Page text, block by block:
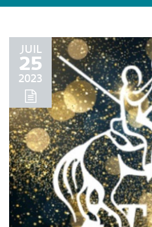
JUIL
25
2023